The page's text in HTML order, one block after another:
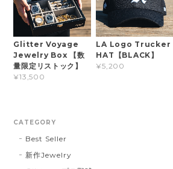
Glitter Voyage
Jewelry Box 【数
量限定リストック】
¥13,500
LA Logo Trucker
HAT【BLACK】
¥5,200
CATEGORY
Best Seller
新作Jewelry